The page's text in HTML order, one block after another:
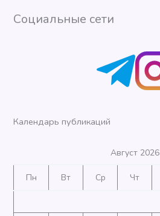
Социальные сети
Календарь публикаций
Август 2026
Пн Вт Ср Чт